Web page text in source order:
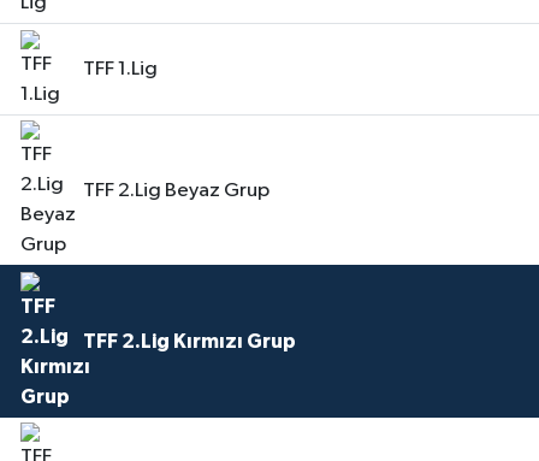
TFF 1.Lig
TFF 2.Lig Beyaz Grup
TFF 2.Lig Kırmızı Grup